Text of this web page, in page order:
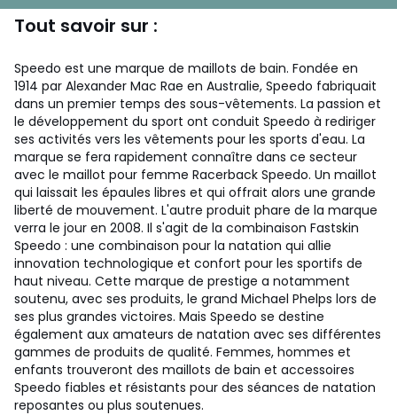
Tout savoir sur :
Speedo est une marque de maillots de bain. Fondée en
1914 par Alexander Mac Rae en Australie, Speedo fabriquait
dans un premier temps des sous-vêtements. La passion et
le développement du sport ont conduit Speedo à rediriger
ses activités vers les vêtements pour les sports d'eau. La
marque se fera rapidement connaître dans ce secteur
avec le maillot pour femme Racerback Speedo. Un maillot
qui laissait les épaules libres et qui offrait alors une grande
liberté de mouvement. L'autre produit phare de la marque
verra le jour en 2008. Il s'agit de la combinaison Fastskin
Speedo : une combinaison pour la natation qui allie
innovation technologique et confort pour les sportifs de
haut niveau. Cette marque de prestige a notamment
soutenu, avec ses produits, le grand Michael Phelps lors de
ses plus grandes victoires. Mais Speedo se destine
également aux amateurs de natation avec ses différentes
gammes de produits de qualité. Femmes, hommes et
enfants trouveront des maillots de bain et accessoires
Speedo fiables et résistants pour des séances de natation
reposantes ou plus soutenues.